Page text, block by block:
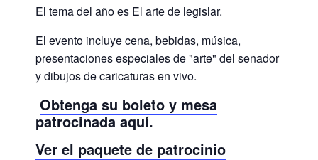
El tema del año es El arte de legislar.
El evento incluye cena, bebidas, música,
presentaciones especiales de "arte" del senador
y dibujos de caricaturas en vivo.
Obtenga su boleto y mesa
patrocinada aquí.
Ver el paquete de patrocinio